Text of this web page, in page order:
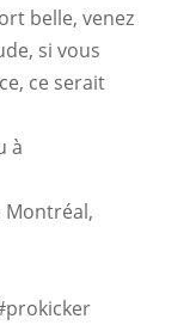
belle, venez
si vous
ce serait
à
Montréal,